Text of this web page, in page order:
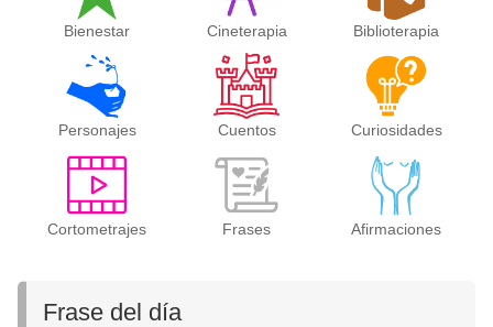
Bienestar Cineterapia Biblioterapia
Personajes Cuentos Curiosidades
Cortometrajes Frases Afirmaciones
Frase del día